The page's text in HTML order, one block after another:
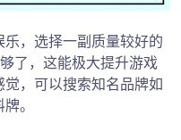
，选择一副质量较好的
了，这能极大提升游戏
，可以搜索知名品牌如
。